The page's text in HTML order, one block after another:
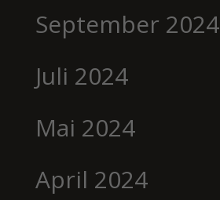
September 2024
Juli 2024
Mai 2024
April 2024